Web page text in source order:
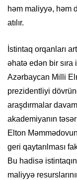
həm maliyyə, həm
atılır.
İstintaq orqanları
əhatə edən bir
Azərbaycan Milli
prezidentliyi
araşdırmalar
akademiyanın
Elton
geri qaytarılması
Bu hadisə
maliyyə